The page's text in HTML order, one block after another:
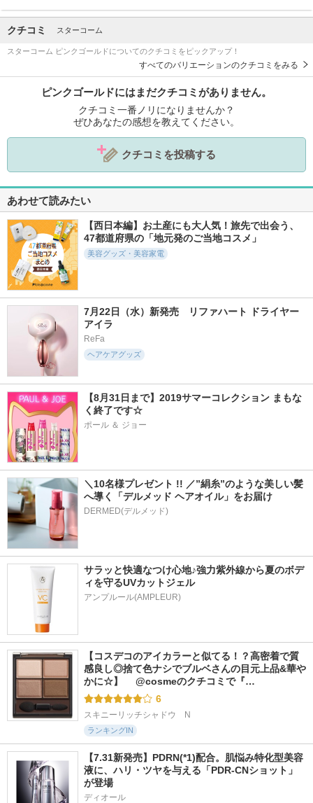
クチコミ スターコーム
スターコーム ピンクゴールドについてのクチコミをピックアップ！
すべてのバリエーションのクチコミをみる
ピンクゴールドにはまだクチコミがありません。
クチコミ一番ノリになりませんか？
ぜひあなたの感想を教えてください。
クチコミを投稿する
あわせて読みたい
【西日本編】お土産にも大人気！旅先で出会う、
47都道府県の「地元発のご当地コスメ」
美容グッズ・美容家電
7月22日（水）新発売　リファハート ドライヤー
アイラ
ReFa
ヘアケアグッズ
【8月31日まで】2019サマーコレクション まもな
く終了です☆
ポール ＆ ジョー
＼10名様プレゼント !! ／”絹糸”のような美しい髪
へ導く「デルメッド ヘアオイル」をお届け
DERMED(デルメッド)
サラッと快適なつけ心地♪強力紫外線から夏のボデ
ィを守るUVカットジェル
アンプルール(AMPLEUR)
【コスデコのアイカラーと似てる！？高密着で質
感良し◎捨て色ナシでブルベさんの目元上品&華や
かに☆】 　@cosmeのクチコミで『…
6
スキニーリッチシャドウ　N
ランキングIN
【7.31新発売】PDRN(*1)配合。肌悩み特化型美容
液に、ハリ・ツヤを与える「PDR-CNショット」
が登場
ディオール